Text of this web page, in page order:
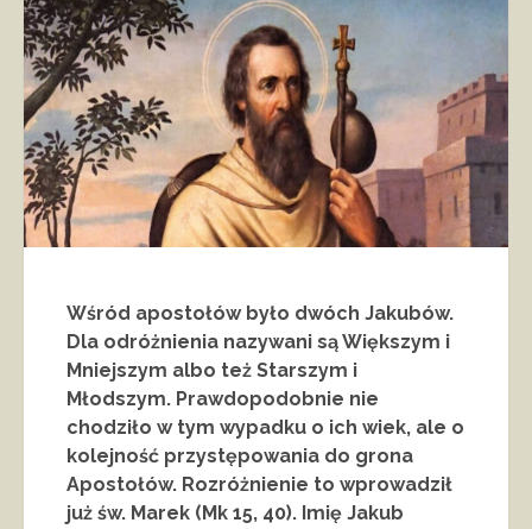
Wśród apostołów było dwóch Jakubów.
Dla odróżnienia nazywani są Większym i
Mniejszym albo też Starszym i
Młodszym. Prawdopodobnie nie
chodziło w tym wypadku o ich wiek, ale o
kolejność przystępowania do grona
Apostołów. Rozróżnienie to wprowadził
już św. Marek (Mk 15, 40). Imię Jakub